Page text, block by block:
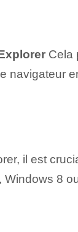
Cela
navigateur
il est
Windows 8